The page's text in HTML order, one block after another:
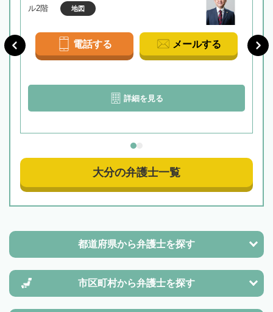
ル2階
地図
電話する メールする
詳細を見る
大分の弁護士一覧
都道府県から弁護士を探す
市区町村から弁護士を探す